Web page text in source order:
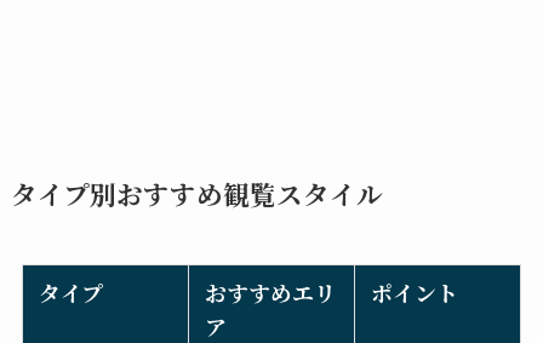
タイプ別おすすめ観覧スタイル
タイプ
おすすめエリ
ア
ポイント